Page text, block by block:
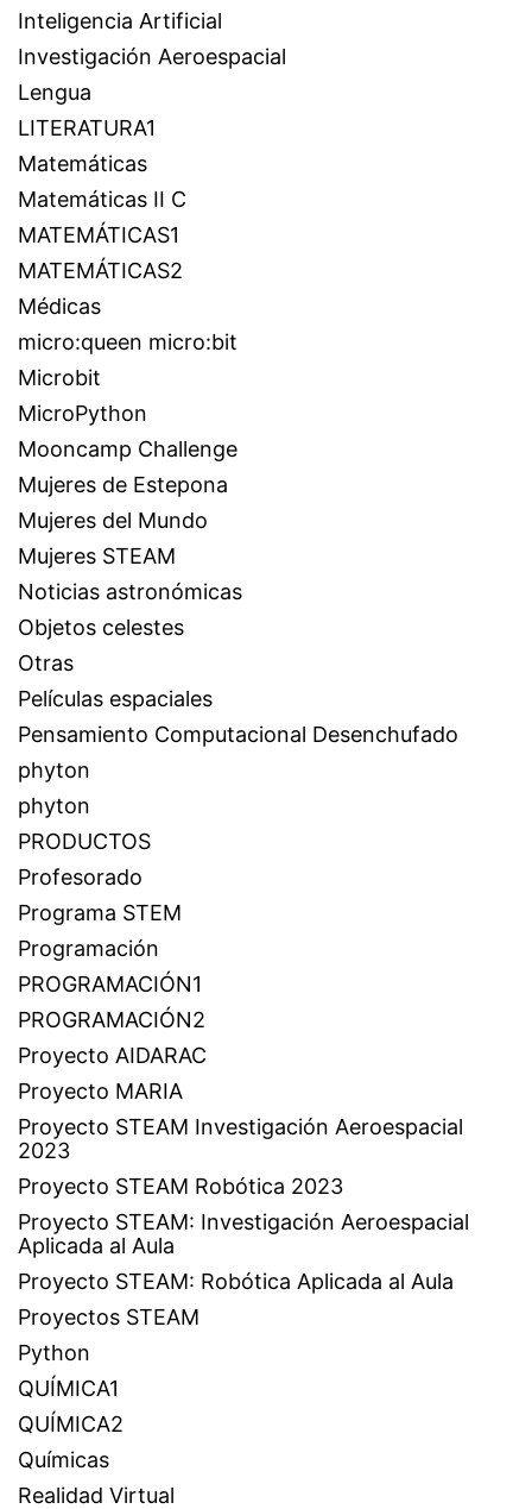
Inteligencia Artificial
Investigación Aeroespacial
Lengua
LITERATURA1
Matemáticas
Matemáticas II C
MATEMÁTICAS1
MATEMÁTICAS2
Médicas
micro:queen micro:bit
Microbit
MicroPython
Mooncamp Challenge
Mujeres de Estepona
Mujeres del Mundo
Mujeres STEAM
Noticias astronómicas
Objetos celestes
Otras
Películas espaciales
Pensamiento Computacional Desenchufado
phyton
phyton
PRODUCTOS
Profesorado
Programa STEM
Programación
PROGRAMACIÓN1
PROGRAMACIÓN2
Proyecto AIDARAC
Proyecto MARIA
Proyecto STEAM Investigación Aeroespacial
2023
Proyecto STEAM Robótica 2023
Proyecto STEAM: Investigación Aeroespacial
Aplicada al Aula
Proyecto STEAM: Robótica Aplicada al Aula
Proyectos STEAM
Python
QUÍMICA1
QUÍMICA2
Químicas
Realidad Virtual